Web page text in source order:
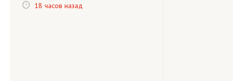
18 часов назад